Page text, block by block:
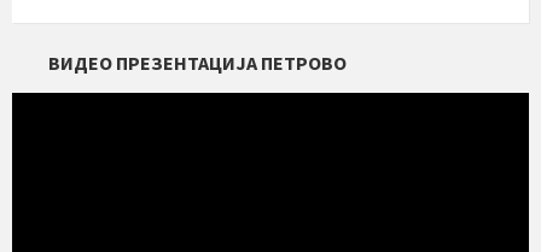
ВИДЕО ПРЕЗЕНТАЦИЈА ПЕТРОВО